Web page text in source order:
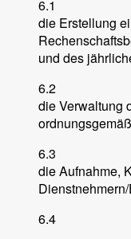
6.1
die Erstellung
und des
6.2
die Verwaltung
6.3
die Aufnahme,
6.4